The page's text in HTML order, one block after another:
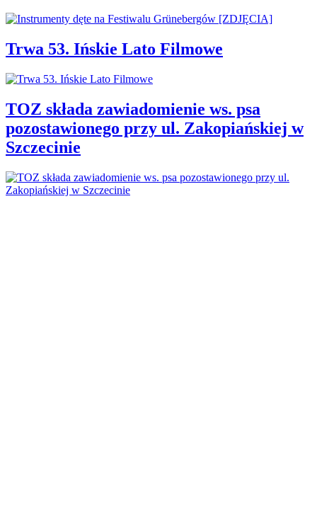
Trwa 53. Ińskie Lato Filmowe
TOZ składa zawiadomienie ws. psa
pozostawionego przy ul. Zakopiańskiej w
Szczecinie